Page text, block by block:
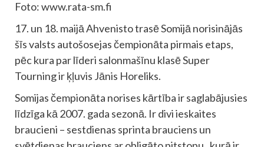
Foto: www.rata-sm.fi
17. un 18. maijā Ahvenisto trasē Somijā norisinājās
šīs valsts autošosejas čempionāta pirmais etaps,
pēc kura par līderi salonmašīnu klasē Super
Tourning ir ķļuvis Jānis Horeliks.
Somijas čempionāta norises kārtība ir saglabājusies
līdzīga kā 2007. gada sezonā. Ir divi ieskaites
braucieni – sestdienas sprinta brauciens un